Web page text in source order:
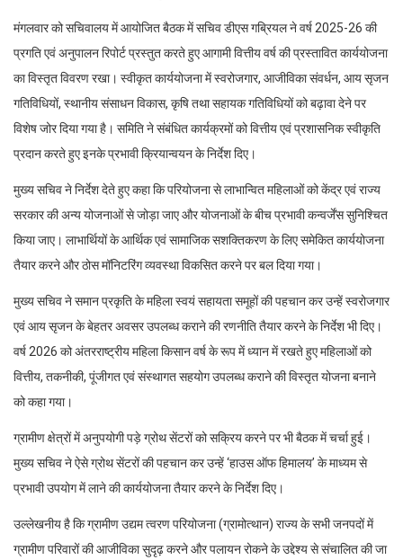
मंगलवार को सचिवालय में आयोजित बैठक में सचिव डीएस गब्रियल ने वर्ष 2025-26 की
प्रगति एवं अनुपालन रिपोर्ट प्रस्तुत करते हुए आगामी वित्तीय वर्ष की प्रस्तावित कार्ययोजना
का विस्तृत विवरण रखा। स्वीकृत कार्ययोजना में स्वरोजगार, आजीविका संवर्धन, आय सृजन
गतिविधियों, स्थानीय संसाधन विकास, कृषि तथा सहायक गतिविधियों को बढ़ावा देने पर
विशेष जोर दिया गया है। समिति ने संबंधित कार्यक्रमों को वित्तीय एवं प्रशासनिक स्वीकृति
प्रदान करते हुए इनके प्रभावी क्रियान्वयन के निर्देश दिए।
मुख्य सचिव ने निर्देश देते हुए कहा कि परियोजना से लाभान्वित महिलाओं को केंद्र एवं राज्य
सरकार की अन्य योजनाओं से जोड़ा जाए और योजनाओं के बीच प्रभावी कन्वर्जेंस सुनिश्चित
किया जाए। लाभार्थियों के आर्थिक एवं सामाजिक सशक्तिकरण के लिए समेकित कार्ययोजना
तैयार करने और ठोस मॉनिटरिंग व्यवस्था विकसित करने पर बल दिया गया।
मुख्य सचिव ने समान प्रकृति के महिला स्वयं सहायता समूहों की पहचान कर उन्हें स्वरोजगार
एवं आय सृजन के बेहतर अवसर उपलब्ध कराने की रणनीति तैयार करने के निर्देश भी दिए।
वर्ष 2026 को अंतरराष्ट्रीय महिला किसान वर्ष के रूप में ध्यान में रखते हुए महिलाओं को
वित्तीय, तकनीकी, पूंजीगत एवं संस्थागत सहयोग उपलब्ध कराने की विस्तृत योजना बनाने
को कहा गया।
ग्रामीण क्षेत्रों में अनुपयोगी पड़े ग्रोथ सेंटरों को सक्रिय करने पर भी बैठक में चर्चा हुई।
मुख्य सचिव ने ऐसे ग्रोथ सेंटरों की पहचान कर उन्हें ‘हाउस ऑफ हिमालय’ के माध्यम से
प्रभावी उपयोग में लाने की कार्ययोजना तैयार करने के निर्देश दिए।
उल्लेखनीय है कि ग्रामीण उद्यम त्वरण परियोजना (ग्रामोत्थान) राज्य के सभी जनपदों में
ग्रामीण परिवारों की आजीविका सुदृढ़ करने और पलायन रोकने के उद्देश्य से संचालित की जा